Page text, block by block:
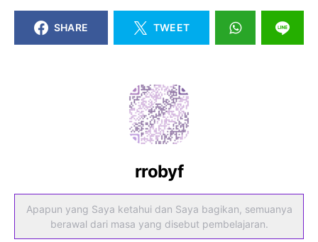
SHARE TWEET
rrobyf
Apapun yang Saya ketahui dan Saya bagikan, semuanya
berawal dari masa yang disebut pembelajaran.